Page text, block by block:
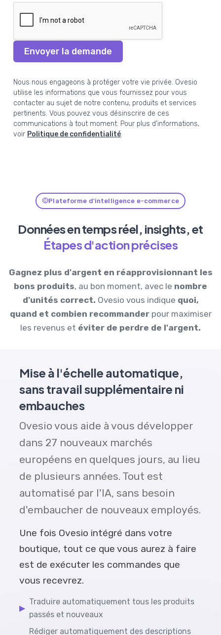
Envoyer la demande
Nous nous engageons à protéger votre vie privée. Ovesio
utilise les informations que vous fournissez pour vous
contacter au sujet de notre contenu, produits et services
pertinents. Vous pouvez vous désinscrire de ces
communications à tout moment. Pour plus d'informations,
voir Politique de confidentialité.
Plateforme d'intelligence e-commerce
Données en temps réel, insights, et
Étapes d'action précises
Gagnez plus d'argent en réapprovisionnant les
bons produits, au bon moment, avec le nombre
d'unités correct. Ovesio vous indique quoi,
quand et combien recommanderpour maximiser
les revenus et éviter de perdre de l'argent.
Mise à l'échelle automatique,
sans travail supplémentaire ni
embauches
Ovesio vous aide à vous développer
dans 27 nouveaux marchés
européens en quelques jours, au lieu
de plusieurs années. Tout est
automatisé par l'IA, sans besoin
d'embaucher de nouveaux employés.
Une fois Ovesio intégré dans votre
boutique, tout ce que vous aurez à faire
est de exécuter les commandes que
vous recevrez.
▶
Traduire automatiquement tous les produits
passés et nouveaux
Rédiger automatiquement des descriptions